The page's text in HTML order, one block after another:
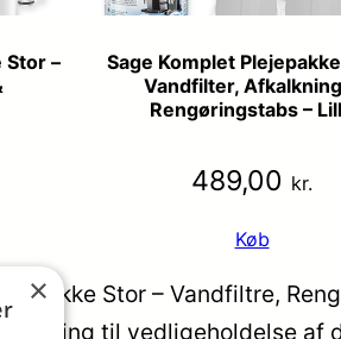
Stor –
Sage Komplet
Vandfilter,
Rengøringstabs –
489,00 kr.
Køb
Stor – Vandfiltre,
løsning til vedligeholdelse
×